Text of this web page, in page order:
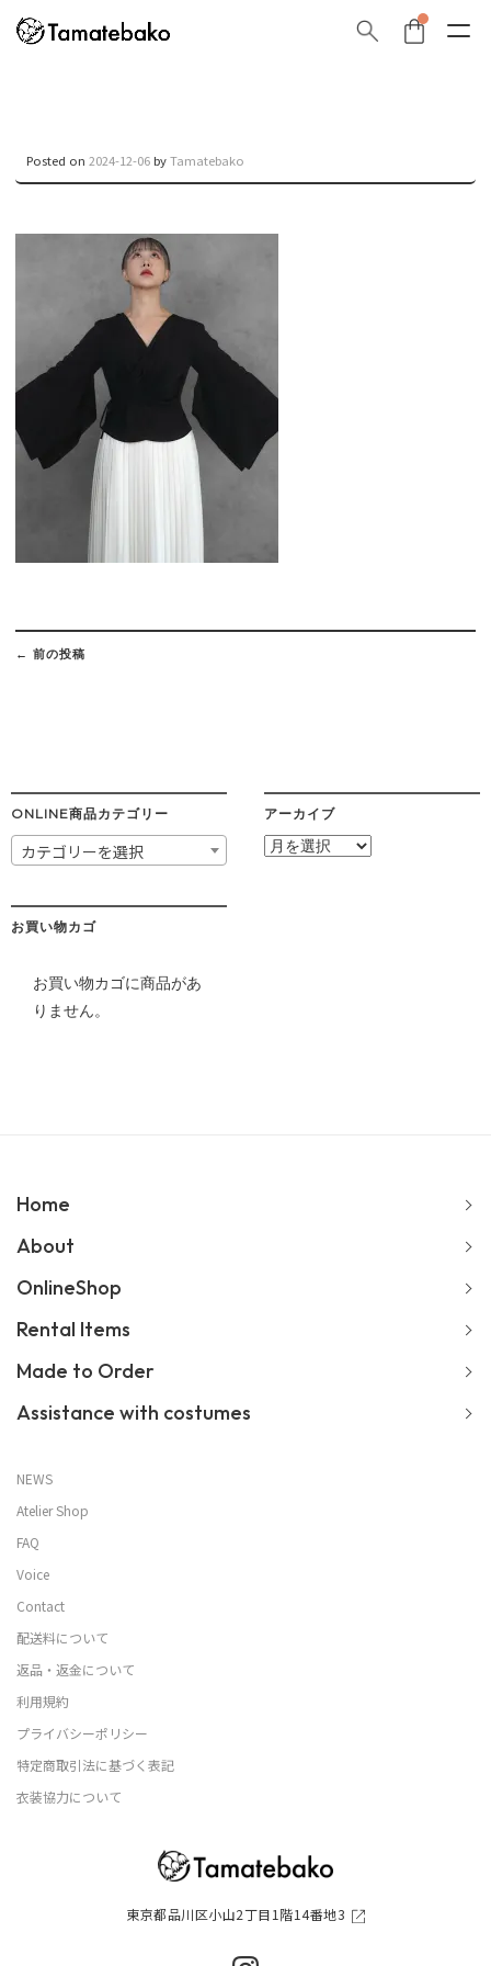
Posted on 2024-12-06 byTamatebako
Post
navigation
← 前の投稿
ONLINE商品カテゴリー
カテゴリーを選択
アーカイブ
ア
お買い物カゴ
お買い物カゴに商品があ
りません。
東京都品川区小山2丁目1階14番地3
Home
About
OnlineShop
Rental Items
Made to Order
Assistance with costumes
NEWS
Atelier Shop
FAQ
Voice
Contact
配送料について
返品・返金について
利用規約
プライバシーポリシー
特定商取引法に基づく表記
衣装協力について